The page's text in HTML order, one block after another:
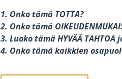
1. Onko tämä TOTTA?
2. Onko tämä
3. Luoko tämä HYVÄÄ TAHTOA
4. Onko tämä kaikkien